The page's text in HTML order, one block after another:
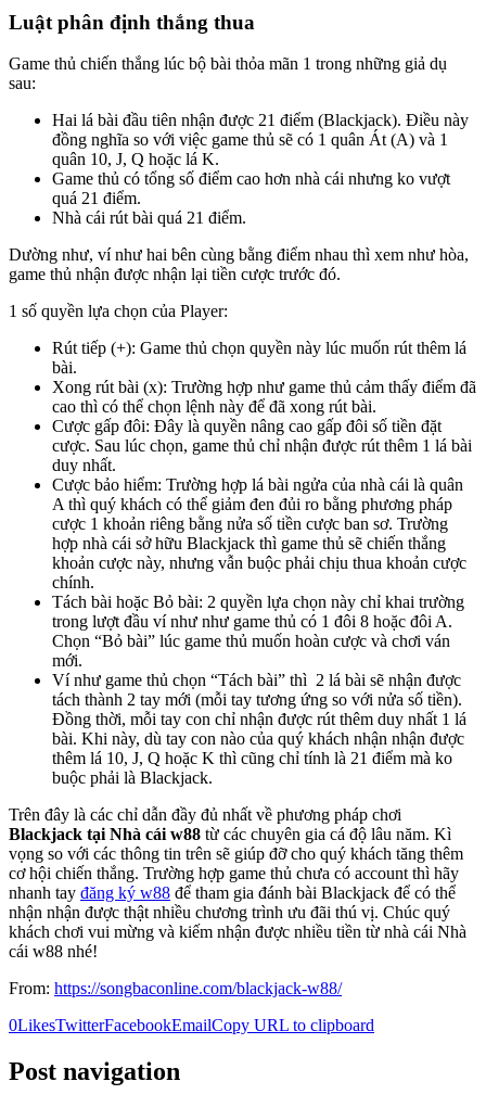
Luật phân định thắng thua
Game thủ chiến thắng lúc bộ bài thỏa mãn 1 trong những giả dụ
sau:
Hai lá bài đầu tiên nhận được 21 điểm (Blackjack). Điều này
đồng nghĩa so với việc game thủ sẽ có 1 quân Át (A) và 1
quân 10, J, Q hoặc lá K.
Game thủ có tổng số điểm cao hơn nhà cái nhưng ko vượt
quá 21 điểm.
Nhà cái rút bài quá 21 điểm.
Dường như, ví như hai bên cùng bằng điểm nhau thì xem như hòa,
game thủ nhận được nhận lại tiền cược trước đó.
1 số quyền lựa chọn của Player:
Rút tiếp (+): Game thủ chọn quyền này lúc muốn rút thêm lá
bài.
Xong rút bài (x): Trường hợp như game thủ cảm thấy điểm đã
cao thì có thể chọn lệnh này để đã xong rút bài.
Cược gấp đôi: Đây là quyền nâng cao gấp đôi số tiền đặt
cược. Sau lúc chọn, game thủ chỉ nhận được rút thêm 1 lá bài
duy nhất.
Cược bảo hiểm: Trường hợp lá bài ngửa của nhà cái là quân
A thì quý khách có thể giảm đen đủi ro bằng phương pháp
cược 1 khoản riêng bằng nửa số tiền cược ban sơ. Trường
hợp nhà cái sở hữu Blackjack thì game thủ sẽ chiến thắng
khoản cược này, nhưng vẫn buộc phải chịu thua khoản cược
chính.
Tách bài hoặc Bỏ bài: 2 quyền lựa chọn này chỉ khai trường
trong lượt đầu ví như như game thủ có 1 đôi 8 hoặc đôi A.
Chọn “Bỏ bài” lúc game thủ muốn hoàn cược và chơi ván
mới.
Ví như game thủ chọn “Tách bài” thì 2 lá bài sẽ nhận được
tách thành 2 tay mới (mỗi tay tương ứng so với nửa số tiền).
Đồng thời, mỗi tay con chỉ nhận được rút thêm duy nhất 1 lá
bài. Khi này, dù tay con nào của quý khách nhận nhận được
thêm lá 10, J, Q hoặc K thì cũng chỉ tính là 21 điểm mà ko
buộc phải là Blackjack.
Trên đây là các chỉ dẫn đầy đủ nhất về phương pháp chơi
Blackjack tại Nhà cái w88 từ các chuyên gia cá độ lâu năm. Kì
vọng so với các thông tin trên sẽ giúp đỡ cho quý khách tăng thêm
cơ hội chiến thắng. Trường hợp game thủ chưa có account thì hãy
nhanh tay đăng ký w88 để tham gia đánh bài Blackjack để có thể
nhận nhận được thật nhiều chương trình ưu đãi thú vị. Chúc quý
khách chơi vui mừng và kiếm nhận được nhiều tiền từ nhà cái Nhà
cái w88 nhé!
From: https://songbaconline.com/blackjack-w88/
0LikesTwitterFacebookEmailCopy URL to clipboard
Post navigation